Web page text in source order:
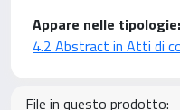
Appare nelle tipologie:
4.2 Abstract in Atti di
File in questo prodotto: